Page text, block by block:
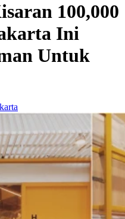
100,000
Ini
Untuk